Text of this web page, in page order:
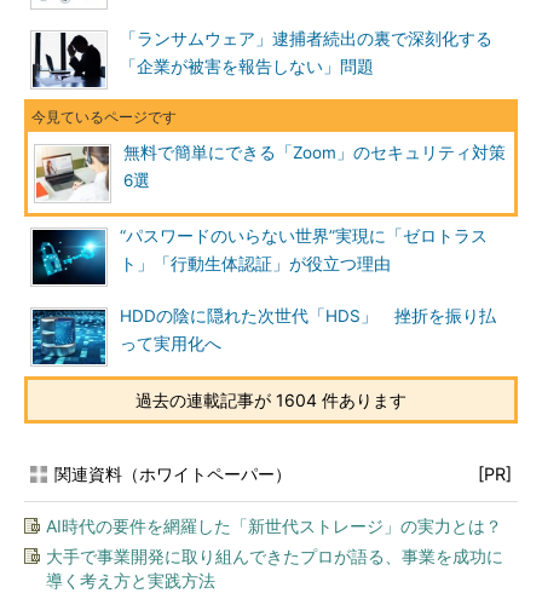
「ランサムウェア」逮捕者続出の裏で深刻化する
「企業が被害を報告しない」問題
無料で簡単にできる「Zoom」のセキュリティ対策
6選
“パスワードのいらない世界”実現に「ゼロトラス
ト」「行動生体認証」が役立つ理由
HDDの陰に隠れた次世代「HDS」 挫折を振り払
って実用化へ
過去の連載記事が 1604 件あります
関連資料（ホワイトペーパー） [PR]
AI時代の要件を網羅した「新世代ストレージ」の実力とは？
大手で事業開発に取り組んできたプロが語る、事業を成功に
導く考え方と実践方法